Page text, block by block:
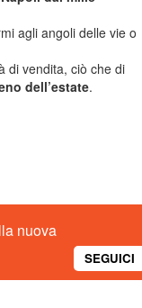
agli angoli delle vie o
di vendita, ciò che di
dell’estate.
nuova
SEGUICI